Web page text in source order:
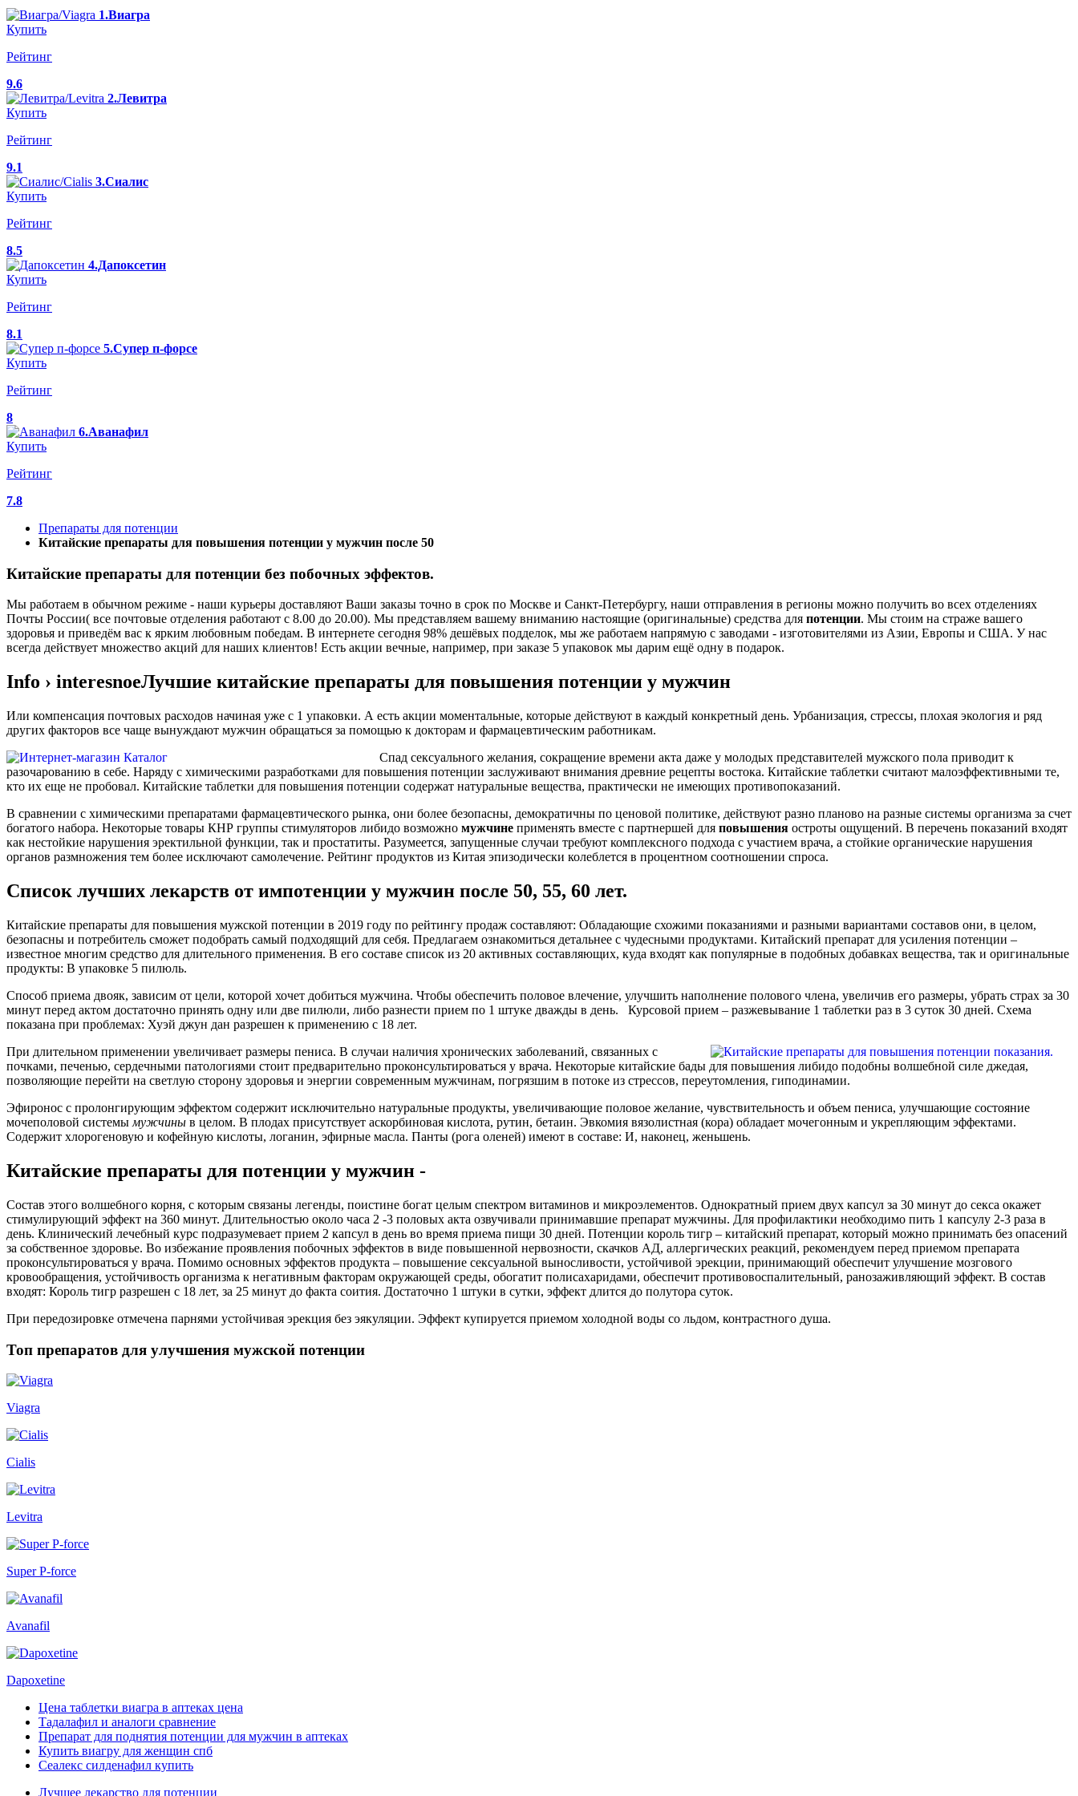
1.Виагра
Купить
Рейтинг
9.6
2.Левитра
Купить
Рейтинг
9.1
3.Сиалис
Купить
Рейтинг
8.5
4.Дапоксетин
Купить
Рейтинг
8.1
5.Супер п-форсе
Купить
Рейтинг
8
6.Аванафил
Купить
Рейтинг
7.8
Препараты для потенции
Китайские препараты для повышения потенции у мужчин после 50
Китайские препараты для потенции без побочных эффектов.
Мы работаем в обычном режиме - наши курьеры доставляют Ваши заказы точно в срок по Москве и Санкт-Петербургу, наши отправления в регионы можно получить во всех отделениях
Почты России( все почтовые отделения работают с 8.00 до 20.00). Мы представляем вашему вниманию настоящие (оригинальные) средства для потенции. Мы стоим на страже вашего
здоровья и приведём вас к ярким любовным победам. В интернете сегодня 98% дешёвых подделок, мы же работаем напрямую с заводами - изготовителями из Азии, Европы и США. У нас
всегда действует множество акций для наших клиентов! Есть акции вечные, например, при заказе 5 упаковок мы дарим ещё одну в подарок.
Info › interesnoeЛучшие китайские препараты для повышения потенции у мужчин
Или компенсация почтовых расходов начиная уже с 1 упаковки. А есть акции моментальные, которые действуют в каждый конкретный день. Урбанизация, стрессы, плохая экология и ряд
других факторов все чаще вынуждают мужчин обращаться за помощью к докторам и фармацевтическим работникам.
Спад сексуального желания, сокращение времени акта даже у молодых представителей мужского пола приводит к
разочарованию в себе. Наряду с химическими разработками для повышения потенции заслуживают внимания древние рецепты востока. Китайские таблетки считают малоэффективными те,
кто их еще не пробовал. Китайские таблетки для повышения потенции содержат натуральные вещества, практически не имеющих противопоказаний.
В сравнении с химическими препаратами фармацевтического рынка, они более безопасны, демократичны по ценовой политике, действуют разно планово на разные системы организма за счет
богатого набора. Некоторые товары КНР группы стимуляторов либидо возможно мужчине применять вместе с партнершей для повышения остроты ощущений. В перечень показаний входят
как нестойкие нарушения эректильной функции, так и простатиты. Разумеется, запущенные случаи требуют комплексного подхода с участием врача, а стойкие органические нарушения
органов размножения тем более исключают самолечение. Рейтинг продуктов из Китая эпизодически колеблется в процентном соотношении спроса.
Список лучших лекарств от импотенции у мужчин после 50, 55, 60 лет.
Китайские препараты для повышения мужской потенции в 2019 году по рейтингу продаж составляют: Обладающие схожими показаниями и разными вариантами составов они, в целом,
безопасны и потребитель сможет подобрать самый подходящий для себя. Предлагаем ознакомиться детальнее с чудесными продуктами. Китайский препарат для усиления потенции –
известное многим средство для длительного применения. В его составе список из 20 активных составляющих, куда входят как популярные в подобных добавках вещества, так и оригинальные
продукты: В упаковке 5 пилюль.
Способ приема двояк, зависим от цели, которой хочет добиться мужчина. Чтобы обеспечить половое влечение, улучшить наполнение полового члена, увеличив его размеры, убрать страх за 30
минут перед актом достаточно принять одну или две пилюли, либо разнести прием по 1 штуке дважды в день. Курсовой прием – разжевывание 1 таблетки раз в 3 суток 30 дней. Схема
показана при проблемах: Хуэй джун дан разрешен к применению с 18 лет.
При длительном применении увеличивает размеры пениса. В случаи наличия хронических заболеваний, связанных с
почками, печенью, сердечными патологиями стоит предварительно проконсультироваться у врача. Некоторые китайские бады для повышения либидо подобны волшебной силе джедая,
позволяющие перейти на светлую сторону здоровья и энергии современным мужчинам, погрязшим в потоке из стрессов, переутомления, гиподинамии.
Эфиронос с пролонгирующим эффектом содержит исключительно натуральные продукты, увеличивающие половое желание, чувствительность и объем пениса, улучшающие состояние
мочеполовой системы мужчины в целом. В плодах присутствует аскорбиновая кислота, рутин, бетаин. Эвкомия вязолистная (кора) обладает мочегонным и укрепляющим эффектами.
Содержит хлорогеновую и кофейную кислоты, логанин, эфирные масла. Панты (рога оленей) имеют в составе: И, наконец, женьшень.
Китайские препараты для потенции у мужчин -
Состав этого волшебного корня, с которым связаны легенды, поистине богат целым спектром витаминов и микроэлементов. Однократный прием двух капсул за 30 минут до секса окажет
стимулирующий эффект на 360 минут. Длительностью около часа 2 -3 половых акта озвучивали принимавшие препарат мужчины. Для профилактики необходимо пить 1 капсулу 2-3 раза в
день. Клинический лечебный курс подразумевает прием 2 капсул в день во время приема пищи 30 дней. Потенции король тигр – китайский препарат, который можно принимать без опасений
за собственное здоровье. Во избежание проявления побочных эффектов в виде повышенной нервозности, скачков АД, аллергических реакций, рекомендуем перед приемом препарата
проконсультироваться у врача. Помимо основных эффектов продукта – повышение сексуальной выносливости, устойчивой эрекции, принимающий обеспечит улучшение мозгового
кровообращения, устойчивость организма к негативным факторам окружающей среды, обогатит полисахаридами, обеспечит противовоспалительный, ранозаживляющий эффект. В состав
входят: Король тигр разрешен с 18 лет, за 25 минут до факта соития. Достаточно 1 штуки в сутки, эффект длится до полутора суток.
При передозировке отмечена парнями устойчивая эрекция без эякуляции. Эффект купируется приемом холодной воды со льдом, контрастного душа.
Топ препаратов для улучшения мужской потенции
Viagra
Cialis
Levitra
Super P-force
Avanafil
Dapoxetine
Цена таблетки виагра в аптеках цена
Тадалафил и аналоги сравнение
Препарат для поднятия потенции для мужчин в аптеках
Купить виагру для женщин спб
Сеалекс силденафил купить
Лучшее лекарство для потенции